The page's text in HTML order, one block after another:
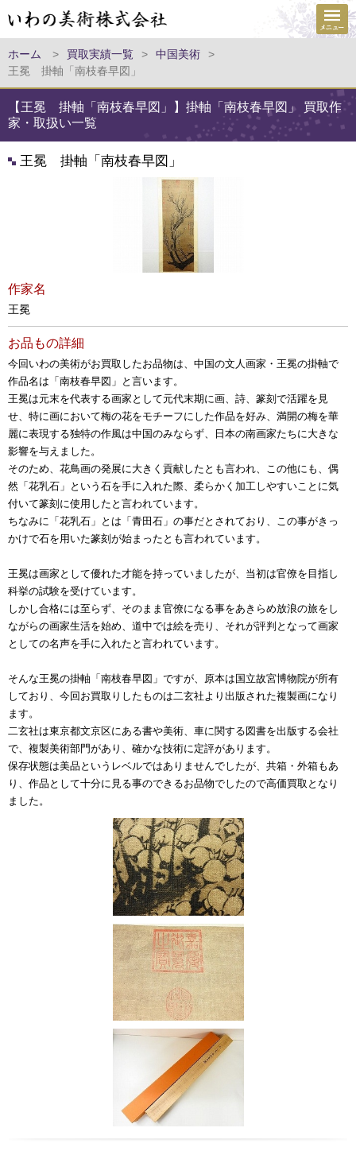
ホーム > 買取実績一覧 > 中国美術
>
王冕 掛軸「南枝春早図」
【王冕 掛軸「南枝春早図」】掛軸「南枝春早図」 買取作
家・取扱い一覧
王冕 掛軸「南枝春早図」
作家名
王冕
お品もの詳細
今回いわの美術がお買取したお品物は、中国の文人画家・王冕の掛軸で
作品名は「南枝春早図」と言います。
王冕は元末を代表する画家として元代末期に画、詩、篆刻で活躍を見
せ、特に画において梅の花をモチーフにした作品を好み、満開の梅を華
麗に表現する独特の作風は中国のみならず、日本の南画家たちに大きな
影響を与えました。
そのため、花鳥画の発展に大きく貢献したとも言われ、この他にも、偶
然「花乳石」という石を手に入れた際、柔らかく加工しやすいことに気
付いて篆刻に使用したと言われています。
ちなみに「花乳石」とは「青田石」の事だとされており、この事がきっ
かけで石を用いた篆刻が始まったとも言われています。
王冕は画家として優れた才能を持っていましたが、当初は官僚を目指し
科挙の試験を受けています。
しかし合格には至らず、そのまま官僚になる事をあきらめ放浪の旅をし
ながらの画家生活を始め、道中では絵を売り、それが評判となって画家
としての名声を手に入れたと言われています。
そんな王冕の掛軸「南枝春早図」ですが、原本は国立故宮博物院が所有
しており、今回お買取りしたものは二玄社より出版された複製画になり
ます。
二玄社は東京都文京区にある書や美術、車に関する図書を出版する会社
で、複製美術部門があり、確かな技術に定評があります。
保存状態は美品というレベルではありませんでしたが、共箱・外箱もあ
り、作品として十分に見る事のできるお品物でしたので高価買取となり
ました。